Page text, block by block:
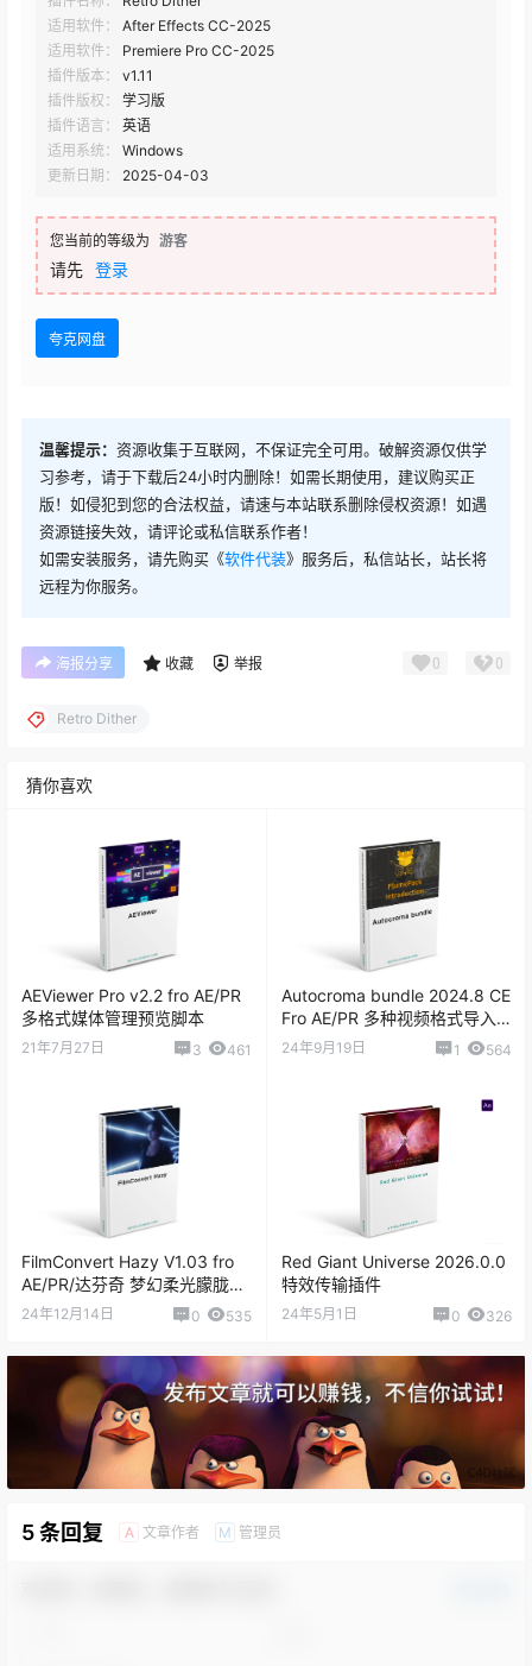
适用软件：
After Effects CC-2025
适用软件：
Premiere Pro CC-2025
插件版本：
v1.11
插件版权：
学习版
插件语言：
英语
适用系统：
Windows
更新日期：
2025-04-03
您当前的等级为 游客
请先 登录
夸克网盘
温馨提示： 资源收集于互联网，不保证完全可用。破解资源仅供学
习参考，请于下载后24小时内删除！如需长期使用，建议购买正
版！如侵犯到您的合法权益，请速与本站联系删除侵权资源！如遇
资源链接失效，请评论或私信联系作者！
如需安装服务，请先购买《软件代装》服务后，私信站长，站长将
远程为你服务。
海报分享 收藏 举报 0 0
Retro Dither
猜你喜欢
AEViewer Pro v2.2 fro AE/PR
多格式媒体管理预览脚本
21年7月27日 3 461
Autocroma bundle 2024.8 CE
Fro AE/PR 多种视频格式导入
导出套装
24年9月19日 1 564
FilmConvert Hazy V1.03 fro
AE/PR/达芬奇 梦幻柔光朦胧扩
散插件
24年12月14日 0 535
Red Giant Universe 2026.0.0
特效传输插件
24年5月1日 0 326
5 条回复 A 文章作者 M 管理员